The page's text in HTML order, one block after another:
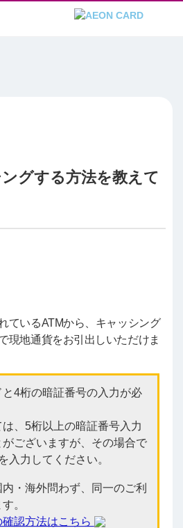
グする方法を教えて
ているATMから、キャッシング
現地通貨をお引出しいただけま
4桁の暗証番号の入力が必
、5桁以上の暗証番号入力
ございますが、その場合で
入力してください。
・海外問わず、同一のご利
。
認方法はこちら